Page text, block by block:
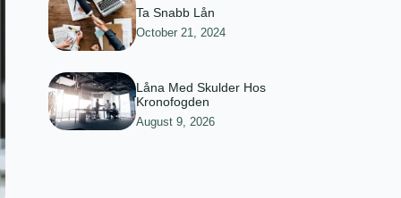
Ta Snabb Lån
October 21, 2024
Låna Med Skulder Hos
Kronofogden
August 9, 2026